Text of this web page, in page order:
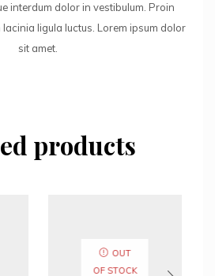
interdum dolor in vestibulum. Proin
ligula luctus. Lorem ipsum dolor
sit amet.
products
OUT
OF STOCK